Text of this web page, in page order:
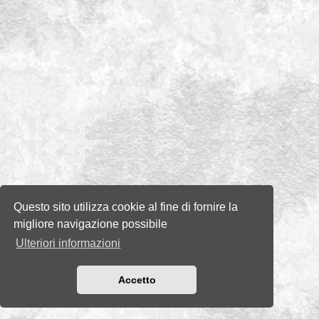
Questo sito utilizza cookie al fine di fornire la
migliore navigazione possibile
Ulteriori informazioni
Accetto